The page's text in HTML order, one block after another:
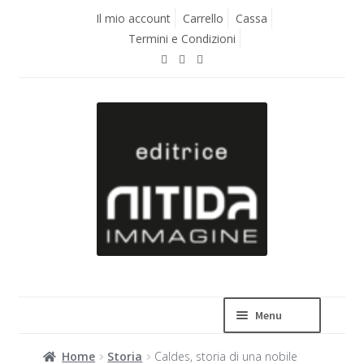
Il mio account Carrello
Cassa
Termini e Condizioni
Menu
La casa editrice
Home Storia
Caldes, storia di una nobile